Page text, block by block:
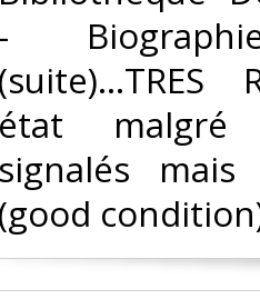
-
(suite)...TRES
état
signalés
(good